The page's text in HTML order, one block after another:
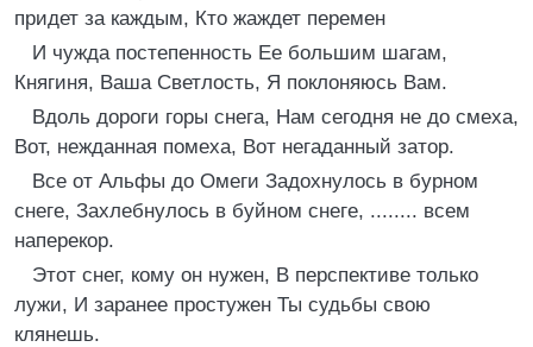
придет за каждым, Кто жаждет перемен
И чужда постепенность Ее большим шагам,
Княгиня, Ваша Светлость, Я поклоняюсь Вам.
Вдоль дороги горы снега, Нам сегодня не до смеха,
Вот, нежданная помеха, Вот негаданный затор.
Все от Альфы до Омеги Задохнулось в бурном
снеге, Захлебнулось в буйном снеге, ........ всем
наперекор.
Этот снег, кому он нужен, В перспективе только
лужи, И заранее простужен Ты судьбы свою
клянешь.